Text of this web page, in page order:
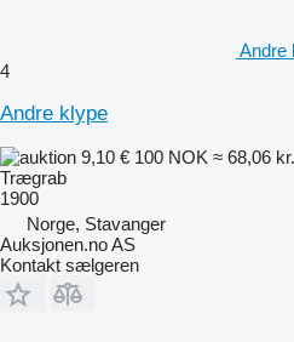
Andre
4
Andre klype
9,10 € 100 NOK ≈ 68,06 kr.
Trægrab
1900
Norge, Stavanger
Auksjonen.no AS
Kontakt sælgeren